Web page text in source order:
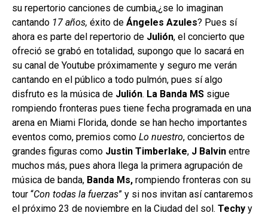
su repertorio canciones de cumbia,¿se lo imaginan
cantando 17 años, éxito de Ángeles Azules? Pues sí
ahora es parte del repertorio de Julión, el concierto que
ofreció se grabó en totalidad, supongo que lo sacará en
su canal de Youtube próximamente y seguro me verán
cantando en el público a todo pulmón, pues sí algo
disfruto es la música de Julión. La Banda MS sigue
rompiendo fronteras pues tiene fecha programada en una
arena en Miami Florida, donde se han hecho importantes
eventos como, premios como Lo nuestro, conciertos de
grandes figuras como Justin Timberlake, J Balvin entre
muchos más, pues ahora llega la primera agrupación de
música de banda, Banda Ms, rompiendo fronteras con su
tour “Con todas la fuerzas” y si nos invitan así cantaremos
el próximo 23 de noviembre en la Ciudad del sol. Techy y